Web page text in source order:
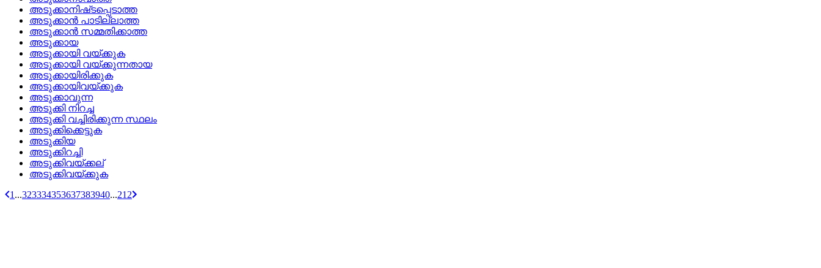
അടുക്കാനിഷ്‌ടപ്പെടാത്ത
അടുക്കാന്‍ പാടില്ലാത്ത
അടുക്കാന്‍ സമ്മതിക്കാത്ത
അടുക്കായ
അടുക്കായി വയ്‌ക്കുക
അടുക്കായി വയ്‌ക്കുന്നതായ
അടുക്കായിരിക്കുക
അടുക്കായിവയ്‌ക്കുക
അടുക്കാവുന്ന
അടുക്കി നിറച്ച
അടുക്കി വച്ചിരിക്കുന്ന സ്ഥലം
അടുക്കിക്കെട്ടുക
അടുക്കിയ
അടുക്കിറച്ചി
അടുക്കിവയ്‌ക്കല്
അടുക്കിവയ്ക്കുക
1 ...323334353637383940...212